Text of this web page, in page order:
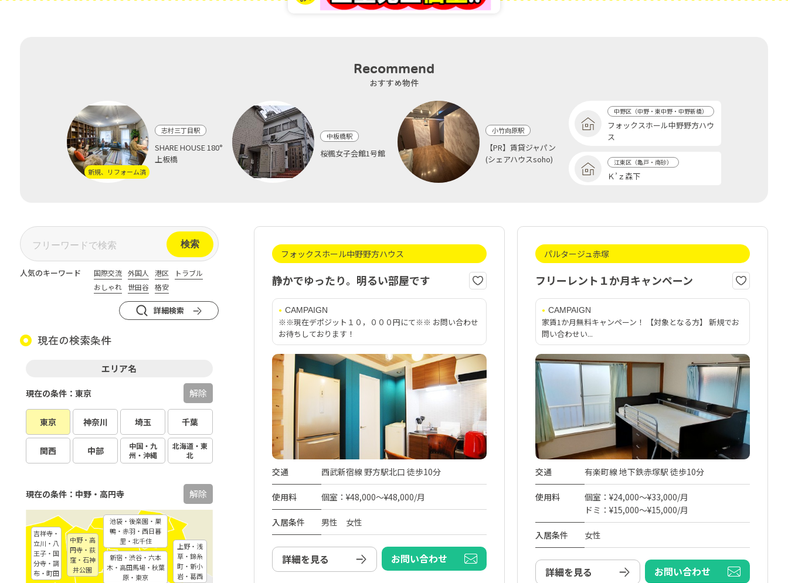
Recommend
おすすめ物件
新規、リフォーム済
志村三丁目駅
SHARE HOUSE 180°
上板橋
中板橋駅
桜楓女子会館1号館
小竹向原駅
【PR】賃貸ジャパン
(シェアハウスsoho)
中野区（中野・東中野・中野新橋）
フォックスホール中野野方ハウ
ス
江東区（亀戸・南砂）
Ｋ’ｚ森下
人気のキーワード 国際交流 外国人 港区
トラブル
おしゃれ
世田谷 格安
詳細検索
現在の検索条件
エリア名
東京 神奈川 埼玉 千葉
関西 中部
中国・九
州・沖縄
北海道・東
北
現在の条件：東京 解除
新宿・渋谷・六本
木・高田馬場・秋葉
原・東京
中野・高
円寺・荻
窪・石神
井公園
池袋・後楽園・巣
鴨・赤羽・西日暮
里・北千住
上野・浅
草・錦糸
町・新小
岩・葛西
吉祥寺・
立川・八
王子・国
分寺・調
布・町田
現在の条件：中野・高円寺 解除
フォックスホール中野野方ハウス
静かでゆったり。明るい部屋です
CAMPAIGN
※※現在デポジット１０，０００円にて※※ お問い合わせ
お待ちしております！
交通 西武新宿線 野方駅北口 徒歩10分
使用料 個室：¥48,000～¥48,000/月
入居条件 男性 女性
詳細を見る お問い合わせ
パルタージュ赤塚
フリーレント１か月キャンペーン
CAMPAIGN
家賃1か月無料キャンペーン！ 【対象となる方】 新規でお
問い合わせい...
交通 有楽町線 地下鉄赤塚駅 徒歩10分
使用料
個室：¥24,000～¥33,000/月
ドミ：¥15,000～¥15,000/月
入居条件 女性
詳細を見る お問い合わせ